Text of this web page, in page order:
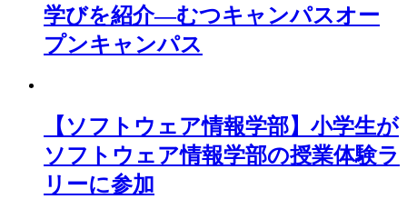
学びを紹介―むつキャンパスオー
プンキャンパス
【ソフトウェア情報学部】小学生が
ソフトウェア情報学部の授業体験ラ
リーに参加